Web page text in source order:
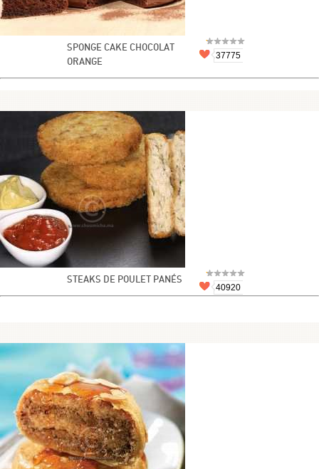
SPONGE CAKE CHOCOLAT
ORANGE
37775
STEAKS DE POULET PANÉS
40920